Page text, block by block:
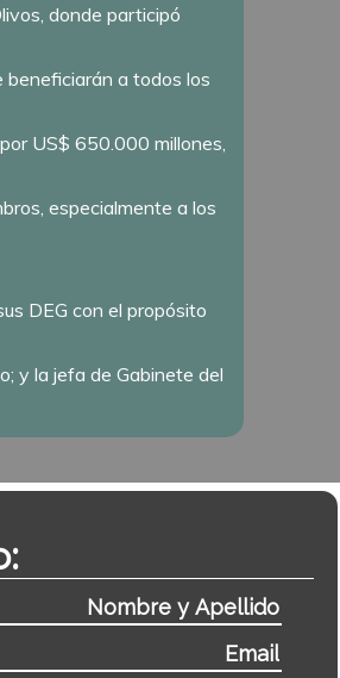
donde participó
beneficiarán a todos los
US$ 650.000 millones,
especialmente a los
DEG con el propósito
y la jefa de Gabinete del